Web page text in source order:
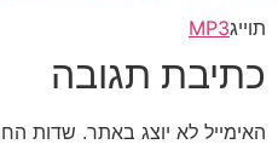
תוייגMP3
כתיבת תגובה
האימייל לא יוצג באתר. שדות